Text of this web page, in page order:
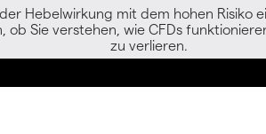
Hebelwirkung mit dem hohen Risiko
ob Sie verstehen, wie CFDs
zu verlieren.